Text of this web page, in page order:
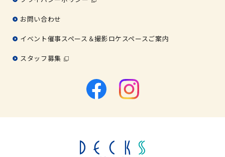
お問い合わせ
イベント催事スペース＆撮影ロケスペースご案内
スタッフ募集